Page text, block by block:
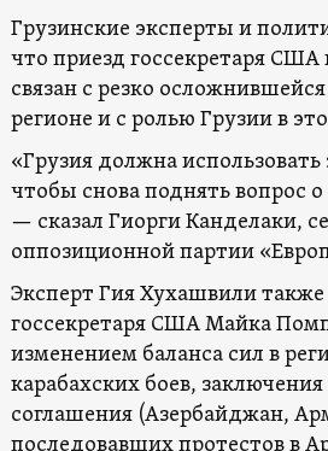
Грузинские эксперты и
что приезд госсекретаря
связан с резко
регионе и с ролью Грузии в
«Грузия должна
чтобы снова поднять вопрос
— сказал Гиорги Канделаки,
оппозиционной партии
Эксперт Гия Хухашвили также
госсекретаря США Майка
изменением баланса сил в
карабахских боев,
соглашения (Азербайджан,